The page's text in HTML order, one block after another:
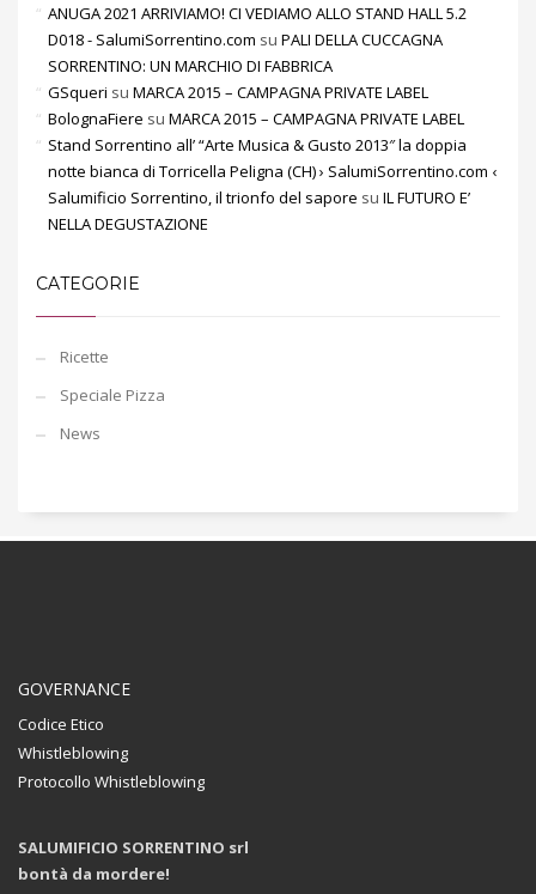
ANUGA 2021 ARRIVIAMO! CI VEDIAMO ALLO STAND HALL 5.2
D018 - SalumiSorrentino.com su PALI DELLA CUCCAGNA
SORRENTINO: UN MARCHIO DI FABBRICA
GSqueri su MARCA 2015 – CAMPAGNA PRIVATE LABEL
BolognaFiere su MARCA 2015 – CAMPAGNA PRIVATE LABEL
Stand Sorrentino all’ “Arte Musica & Gusto 2013″ la doppia
notte bianca di Torricella Peligna (CH) › SalumiSorrentino.com ‹
Salumificio Sorrentino, il trionfo del sapore su IL FUTURO E’
NELLA DEGUSTAZIONE
CATEGORIE
Ricette
Speciale Pizza
News
GOVERNANCE
Codice Etico
Whistleblowing
Protocollo Whistleblowing
SALUMIFICIO SORRENTINO srl
bontà da mordere!